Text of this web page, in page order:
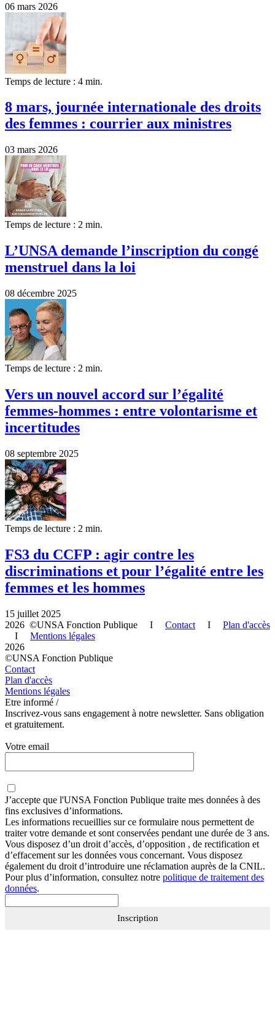
06 mars 2026
Temps de lecture : 4 min.
8 mars, journée internationale des droits
des femmes : courrier aux ministres
03 mars 2026
Temps de lecture : 2 min.
L’UNSA demande l’inscription du congé
menstruel dans la loi
08 décembre 2025
Temps de lecture : 2 min.
Vers un nouvel accord sur l’égalité
femmes-hommes : entre volontarisme et
incertitudes
08 septembre 2025
Temps de lecture : 2 min.
FS3 du CCFP : agir contre les
discriminations et pour l’égalité entre les
femmes et les hommes
15 juillet 2025
2026 ©UNSA Fonction Publique I Contact I Plan d'accès
I Mentions légales
2026
©UNSA Fonction Publique
Contact
Plan d'accès
Mentions légales
Etre informé /
Inscrivez-vous sans engagement à notre newsletter. Sans obligation
et gratuitement.
Votre email
J’accepte que l'UNSA Fonction Publique traite mes données à des
fins exclusives d’informations.
Les informations recueillies sur ce formulaire nous permettent de
traiter votre demande et sont conservées pendant une durée de 3 ans.
Vous disposez d’un droit d’accès, d’opposition , de rectification et
d’effacement sur les données vous concernant. Vous disposez
également du droit d’introduire une réclamation auprès de la CNIL.
Pour plus d’information, consultez notre politique de traitement des
données.
Inscription